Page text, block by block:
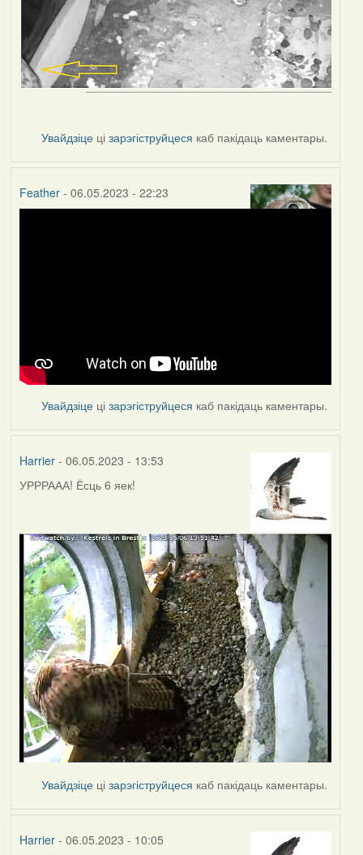
Увайдзіце цізарэгіструйцеся каб пакідаць каментары.
Feather- 06.05.2023 - 22:23
Увайдзіце цізарэгіструйцеся каб пакідаць каментары.
Harrier- 06.05.2023 - 13:53
УРРРААА! Ёсць 6 яек!
Увайдзіце цізарэгіструйцеся каб пакідаць каментары.
Harrier- 06.05.2023 - 10:05